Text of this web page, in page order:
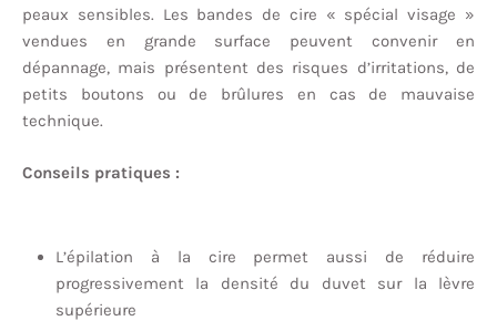
peaux sensibles. Les bandes de cire « spécial visage »
vendues en grande surface peuvent convenir en
dépannage, mais présentent des risques d’irritations, de
petits boutons ou de brûlures en cas de mauvaise
technique.
Conseils pratiques :
L’épilation à la cire permet aussi de réduire
progressivement la densité du duvet sur la lèvre
supérieure